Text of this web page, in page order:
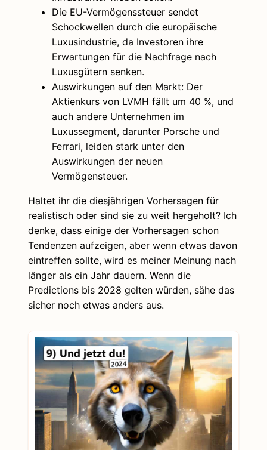
Die EU-Vermögenssteuer sendet
Schockwellen durch die europäische
Luxusindustrie, da Investoren ihre
Erwartungen für die Nachfrage nach
Luxusgütern senken.
Auswirkungen auf den Markt: Der
Aktienkurs von LVMH fällt um 40 %, und
auch andere Unternehmen im
Luxussegment, darunter Porsche und
Ferrari, leiden stark unter den
Auswirkungen der neuen
Vermögensteuer.
Haltet ihr die diesjährigen Vorhersagen für
realistisch oder sind sie zu weit hergeholt? Ich
denke, dass einige der Vorhersagen schon
Tendenzen aufzeigen, aber wenn etwas davon
eintreffen sollte, wird es meiner Meinung nach
länger als ein Jahr dauern. Wenn die
Predictions bis 2028 gelten würden, sähe das
sicher noch etwas anders aus.